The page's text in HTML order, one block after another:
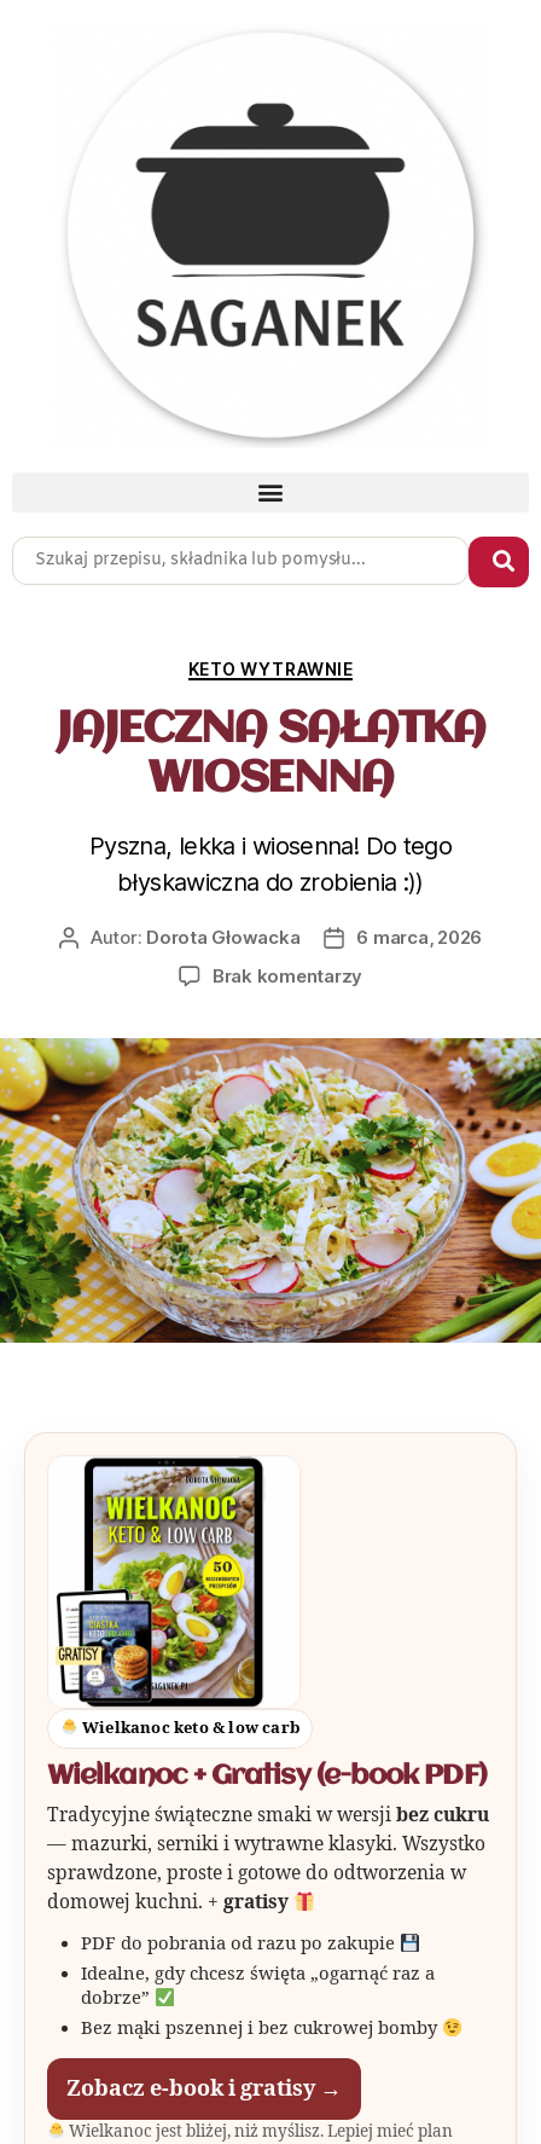
KETO WYTRAWNIE
JAJECZNA SAŁATKA
WIOSENNA
Pyszna, lekka i wiosenna! Do tego
błyskawiczna do zrobienia :))
Autor: Dorota Głowacka
6 marca, 2026
Brak komentarzy
Wielkanoc keto & low carb
Wielkanoc + Gratisy (e-book PDF)
Tradycyjne świąteczne smaki w wersji bez cukru
— mazurki, serniki i wytrawne klasyki. Wszystko
sprawdzone, proste i gotowe do odtworzenia w
domowej kuchni. + gratisy
PDF do pobrania od razu po zakupie
Idealne, gdy chcesz święta „ogarnąć raz a
dobrze”
Bez mąki pszennej i bez cukrowej bomby
Zobacz e-book i gratisy →
Wielkanoc jest bliżej, niż myślisz. Lepiej mieć plan